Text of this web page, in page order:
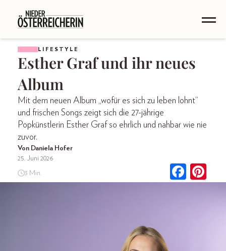
LIFESTYLE
Esther Graf und ihr neues
Album
Mit dem neuen Album „wofür es sich zu leben lohnt“
und frischen Songs zeigt sich die 27-jährige
Popkünstlerin Esther Graf so ehrlich und nahbar wie nie
zuvor.
Von Daniela Hofer
25. Juni 2026
3 Min.